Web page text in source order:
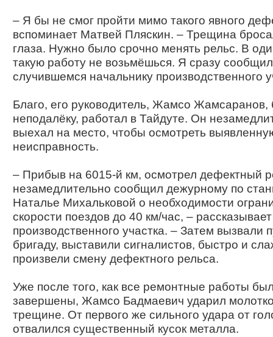
– Я бы не смог пройти мимо такого явного
вспоминает Матвей Пляскин. – Трещина
глаза. Нужно было срочно менять рельс. В
такую работу не возьмёшься. Я сразу
случившемся начальнику производственного
Благо, его руководитель, Жамсо Жамсаранов,
неподалёку, работал в Тайдуте. Он
выехал на место, чтобы осмотреть
неисправность.
– Прибыв на 6015-й км, осмотрел дефектный
незамедлительно сообщил дежурному по
Наталье Михальковой о необходимости
скорости поездов до 40 км/час, –
производственного участка. – Затем вызвали
бригаду, выставили сигналистов, быстро и
произвели смену дефектного рельса.
Уже после того, как все ремонтные работы
завершены, Жамсо Бадмаевич ударил
трещине. От первого же сильного удара от
отвалился существенный кусок металла.